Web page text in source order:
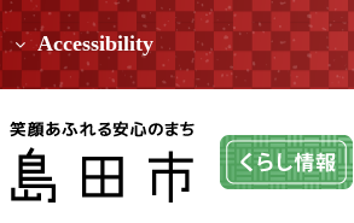
Accessibility